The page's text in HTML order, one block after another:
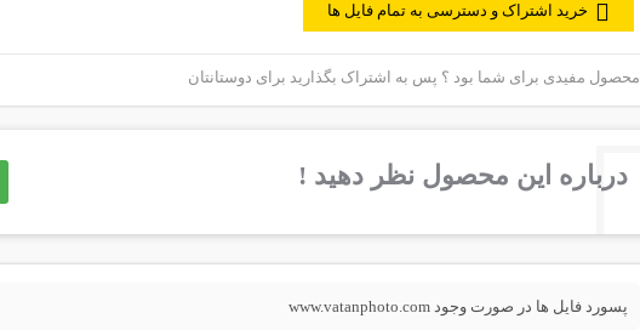
خرید اشتراک و دسترسی به تمام فایل ها
محصول مفیدی برای شما بود ؟ پس به اشتراک بگذارید برای دوستانتان
درباره این محصول نظر دهید !
پسورد فایل ها در صورت وجود www.vatanphoto.com